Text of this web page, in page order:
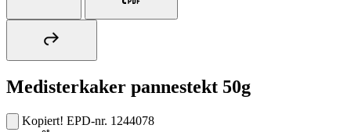
Medisterkaker pannestekt 50g
Kopiert! EPD-nr. 1244078